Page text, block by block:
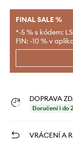
FINAL SALE %
*-5 % s kódem:
FIN: -10 % v
DOPRAVA
Doručení i do
VRÁCENÍ A